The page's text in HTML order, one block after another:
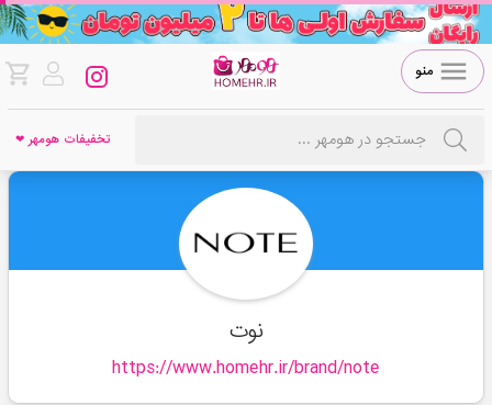
منو
تخفیفات هومهر ❤
نوت
https://www.homehr.ir/brand/note